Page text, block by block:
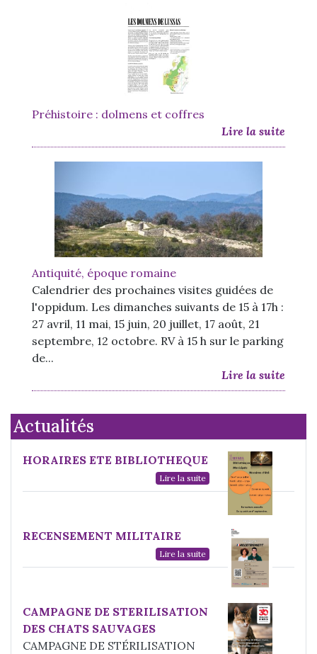
Préhistoire : dolmens et coffres
Lire la suite
Antiquité, époque romaine
Calendrier des prochaines visites guidées de
l'oppidum. Les dimanches suivants de 15 à 17h :
27 avril, 11 mai, 15 juin, 20 juillet, 17 août, 21
septembre, 12 octobre. RV à 15 h sur le parking
de...
Lire la suite
Actualités
HORAIRES ETE BIBLIOTHEQUE
Lire la suite
RECENSEMENT MILITAIRE
Lire la suite
CAMPAGNE DE STERILISATION
DES CHATS SAUVAGES
CAMPAGNE DE STÉRILISATION